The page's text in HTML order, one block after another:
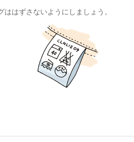
はずさないようにしましょう。